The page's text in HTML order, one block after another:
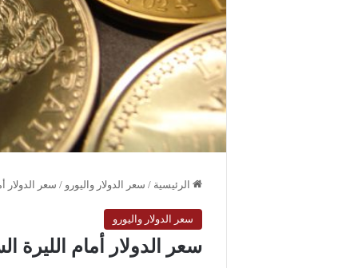
الرئيسية / سعر الدولار واليورو / سعر الدولار
سعر الدولار واليورو
سعر الدولار أمام الليرة